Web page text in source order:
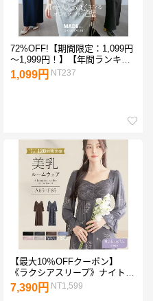
72%OFF!【期間限定：1,099円
～1,999円！】【年間ランキン
グ5位】 ワンピース 夏 きれい
め レディース 選べる5タイプ
ネック キーネック 体型カバー
低身長 高身長 深めキーネック
1,099円 NT237
【最大10％OFFクーポン】
《ラクシアスリープ》ナイトブ
ラワンピース 長袖マキシ丈 花
柄/無地送料無料 ナイトブラ ル
7,390円 NT1,599